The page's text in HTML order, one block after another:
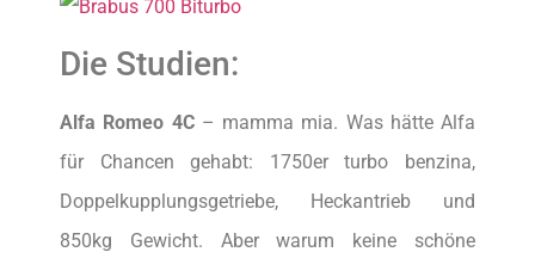
Die Studien:
Alfa Romeo 4C– mamma mia. Was hätte Alfa
für Chancen gehabt: 1750er turbo benzina,
Doppelkupplungsgetriebe, Heckantrieb und
850kg Gewicht. Aber warum keine schöne